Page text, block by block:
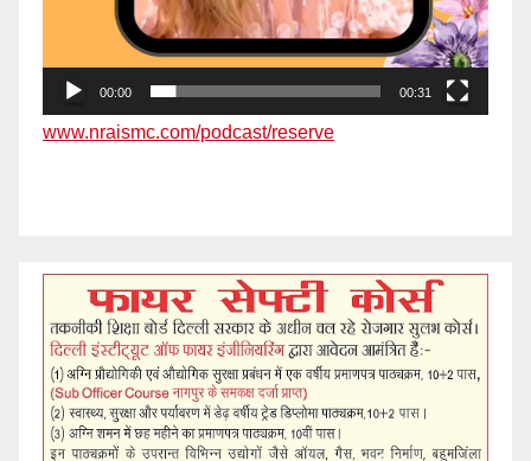
00:00 00:31
www.nraismc.com/podcast/reserve